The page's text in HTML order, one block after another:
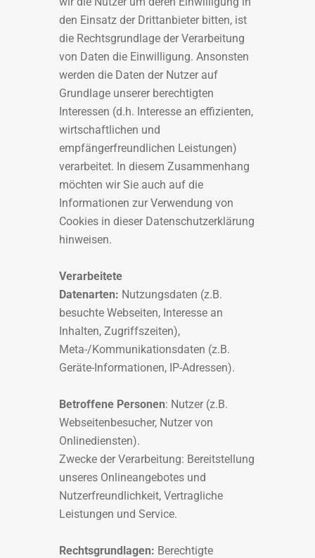
den Einsatz der Drittanbieter bitten, ist
die Rechtsgrundlage der Verarbeitung
von Daten die Einwilligung. Ansonsten
werden die Daten der Nutzer auf
Grundlage unserer berechtigten
Interessen (d.h. Interesse an effizienten,
wirtschaftlichen und
empfängerfreundlichen Leistungen)
verarbeitet. In diesem Zusammenhang
möchten wir Sie auch auf die
Informationen zur Verwendung von
Cookies in dieser Datenschutzerklärung
hinweisen.
Verarbeitete
Datenarten: Nutzungsdaten (z.B.
besuchte Webseiten, Interesse an
Inhalten, Zugriffszeiten),
Meta-/Kommunikationsdaten (z.B.
Geräte-Informationen, IP-Adressen).
Betroffene Personen: Nutzer (z.B.
Webseitenbesucher, Nutzer von
Onlinediensten).
Zwecke der Verarbeitung: Bereitstellung
unseres Onlineangebotes und
Nutzerfreundlichkeit, Vertragliche
Leistungen und Service.
Rechtsgrundlagen: Berechtigte